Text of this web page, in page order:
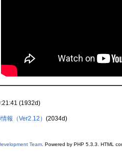
(1932d)
報（Ver2.12） (2034d)
Team. Powered by PHP 5.3.3. HTML